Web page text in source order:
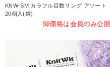
KNW-SM カラフル目数リング アソート
20個入(袋)
卸価格は会員のみ公開